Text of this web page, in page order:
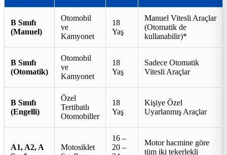
B Sınıfı
(Manuel)
Otomobil
ve
Kamyonet
18
Yaş
Manuel Vitesli Araçlar
(Otomatik de
kullanabilir)*
B Sınıfı
(Otomatik)
Otomobil
ve
Kamyonet
18
Yaş
Sadece Otomatik
Vitesli Araçlar
B Sınıfı
(Engelli)
Özel
Tertibatlı
Otomobiller
18
Yaş
Kişiye Özel
Uyarlanmış Araçlar
A1, A2, A
Motosiklet
16 –
20 –
Motor hacmine göre
tüm iki tekerlekli